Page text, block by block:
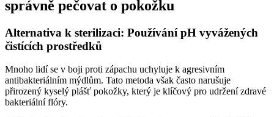
správně pečovat o pokožku
Alternativa k sterilizaci: Používání pH vyvážených
čistících prostředků
Mnoho lidí se v boji proti zápachu uchyluje k agresivním
antibakteriálním mýdlům. Tato metoda však často narušuje
přirozený kyselý plášť pokožky, který je klíčový pro udržení zdravé
bakteriální flóry.